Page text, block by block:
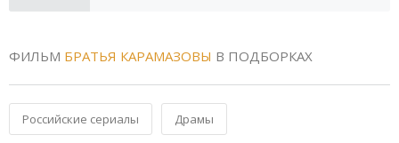
ФИЛЬМ БРАТЬЯ КАРАМАЗОВЫ В ПОДБОРКАХ
Российские сериалы Драмы